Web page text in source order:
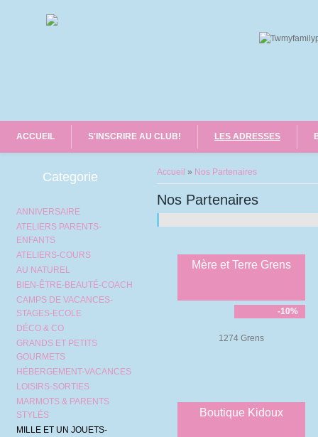
ACCUEIL S'INSCRIRE AU CLUB! LES ADRESSES
Vous êtes ici
Accueil » Nos Partenaires
Nos Partenaires
Mère et Terre Grens
-10%
1274 Grens
Boutique Kidoux
Categorie
ANNIVERSAIRE
ATELIERS PARENTS-
ENFANTS
ATELIERS-COURS
AU NATUREL
BIEN-ÊTRE-BEAUTÉ-COACH
CAMPS DE VACANCES-
STAGES-ECOLE
DÉCO & CO
GRANDS ET PETITS
GOURMETS
HÉBERGEMENT-VACANCES
LOISIRS-SORTIES
MARMOTS & PARENTS
STYLÉS
MILLE ET UN JOUETS-